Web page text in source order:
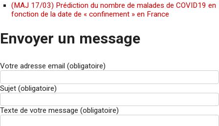
(MAJ 17/03) Prédiction du nombre de malades de COVID19 en
fonction de la date de « confinement » en France
Envoyer un message
Votre adresse email (obligatoire)
Sujet (obligatoire)
Texte de votre message (obligatoire)